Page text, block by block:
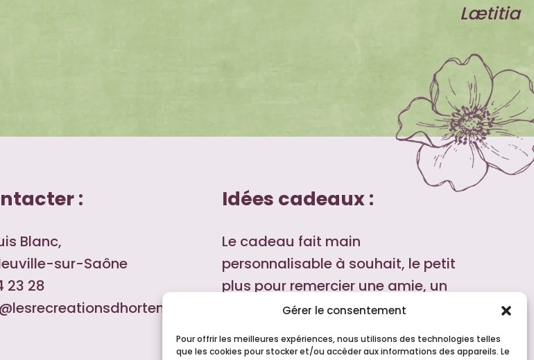
Gérer le consentement
Pour offrir les meilleures expériences, nous utilisons des technologies telles
que les cookies pour stocker et/ou accéder aux informations des appareils. Le
Lætitia
:
Blanc,
sur-Saône
23 28
Idées cadeaux :
Le cadeau fait main
personnalisable à souhait, le petit
plus pour remercier une amie, un
voisin, ajouter une touche
personnelle à l'incontournable boite
de chocolat ou bouteille de vin !